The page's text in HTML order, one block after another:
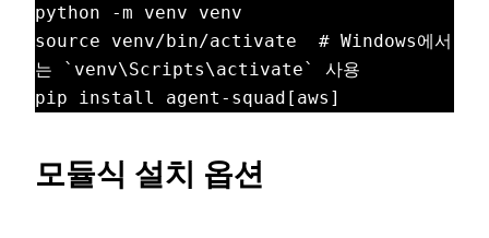
python -m venv venv
source venv/bin/activate  # Windows에서
는 `venv\Scripts\activate` 사용
pip install agent-squad[aws]
모듈식 설치 옵션